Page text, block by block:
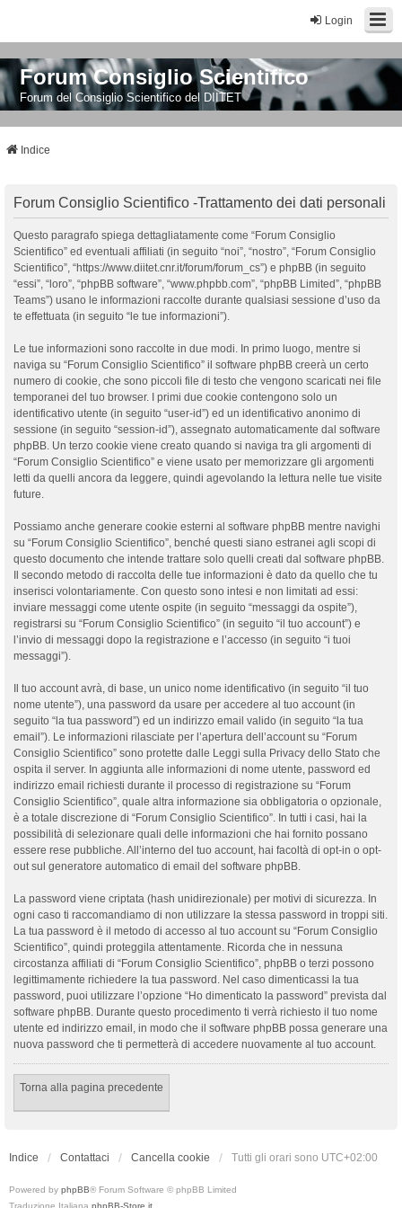
Login
Forum Consiglio Scientifico
Forum del Consiglio Scientifico del DIITET
Indice
Forum Consiglio Scientifico -Trattamento dei dati personali
Questo paragrafo spiega dettagliatamente come “Forum Consiglio
Scientifico” ed eventuali affiliati (in seguito “noi”, “nostro”, “Forum Consiglio
Scientifico”, “https://www.diitet.cnr.it/forum/forum_cs”) e phpBB (in seguito
“essi”, “loro”, “phpBB software”, “www.phpbb.com”, “phpBB Limited”, “phpBB
Teams”) usano le informazioni raccolte durante qualsiasi sessione d’uso da
te effettuata (in seguito “le tue informazioni”).
Le tue informazioni sono raccolte in due modi. In primo luogo, mentre si
naviga su “Forum Consiglio Scientifico” il software phpBB creerà un certo
numero di cookie, che sono piccoli file di testo che vengono scaricati nei file
temporanei del tuo browser. I primi due cookie contengono solo un
identificativo utente (in seguito “user-id”) ed un identificativo anonimo di
sessione (in seguito “session-id”), assegnato automaticamente dal software
phpBB. Un terzo cookie viene creato quando si naviga tra gli argomenti di
“Forum Consiglio Scientifico” e viene usato per memorizzare gli argomenti
letti da quelli ancora da leggere, quindi agevolando la lettura nelle tue visite
future.
Possiamo anche generare cookie esterni al software phpBB mentre navighi
su “Forum Consiglio Scientifico”, benché questi siano estranei agli scopi di
questo documento che intende trattare solo quelli creati dal software phpBB.
Il secondo metodo di raccolta delle tue informazioni è dato da quello che tu
inserisci volontariamente. Con questo sono intesi e non limitati ad essi:
inviare messaggi come utente ospite (in seguito “messaggi da ospite”),
registrarsi su “Forum Consiglio Scientifico” (in seguito “il tuo account”) e
l’invio di messaggi dopo la registrazione e l’accesso (in seguito “i tuoi
messaggi”).
Il tuo account avrà, di base, un unico nome identificativo (in seguito “il tuo
nome utente”), una password da usare per accedere al tuo account (in
seguito “la tua password”) ed un indirizzo email valido (in seguito “la tua
email”). Le informazioni rilasciate per l’apertura dell’account su “Forum
Consiglio Scientifico” sono protette dalle Leggi sulla Privacy dello Stato che
ospita il server. In aggiunta alle informazioni di nome utente, password ed
indirizzo email richiesti durante il processo di registrazione su “Forum
Consiglio Scientifico”, quale altra informazione sia obbligatoria o opzionale,
è a totale discrezione di “Forum Consiglio Scientifico”. In tutti i casi, hai la
possibilità di selezionare quali delle informazioni che hai fornito possano
essere rese pubbliche. All’interno del tuo account, hai facoltà di opt-in o opt-
out sul generatore automatico di email del software phpBB.
La password viene criptata (hash unidirezionale) per motivi di sicurezza. In
ogni caso ti raccomandiamo di non utilizzare la stessa password in troppi siti.
La tua password è il metodo di accesso al tuo account su “Forum Consiglio
Scientifico”, quindi proteggila attentamente. Ricorda che in nessuna
circostanza affiliati di “Forum Consiglio Scientifico”, phpBB o terzi possono
legittimamente richiedere la tua password. Nel caso dimenticassi la tua
password, puoi utilizzare l’opzione “Ho dimenticato la password” prevista dal
software phpBB. Durante questo procedimento ti verrà richiesto il tuo nome
utente ed indirizzo email, in modo che il software phpBB possa generare una
nuova password che ti permetterà di accedere nuovamente al tuo account.
Torna alla pagina precedente
Indice Contattaci Cancella cookie Tutti gli orari sono UTC+02:00
Powered by phpBB® Forum Software © phpBB Limited
Traduzione Italiana phpBB-Store.it